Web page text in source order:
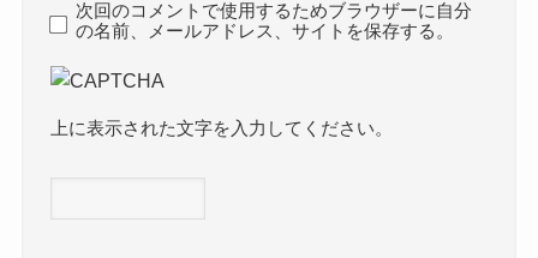
次回のコメントで使用するためブラウザーに自分
の名前、メールアドレス、サイトを保存する。
上に表示された文字を入力してください。